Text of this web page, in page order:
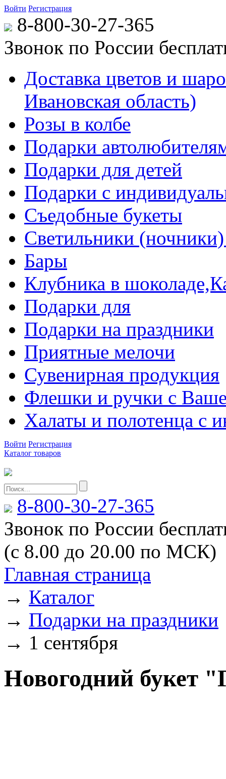
Войти Регистрация
8-800-30-27-365
Звонок по России
Доставка цветов и
Ивановская область)
Розы в колбе
Подарки
Подарки для детей
Подарки с
Съедобные букеты
Светильники
Бары
Клубника в
Подарки для
Подарки на праздники
Приятные мелочи
Сувенирная продукция
Флешки и ручки с
Халаты и полотенца с
Войти Регистрация
Каталог товаров
8-800-30-27-365
Звонок по России
(с 8.00 до 20.00 по МСК)
Главная страница
→ Каталог
→ Подарки на праздники
→ 1 сентября
Новогодний букет